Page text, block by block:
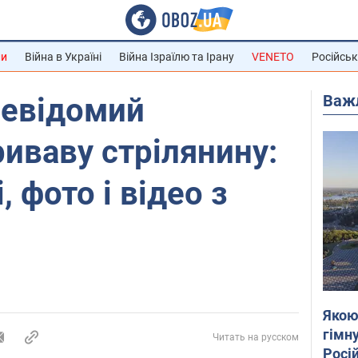
Війна в Україні Війна Ізраїлю та Ірану VENETO
стрілянину:
фото і відео з
Читать на русском
Якою